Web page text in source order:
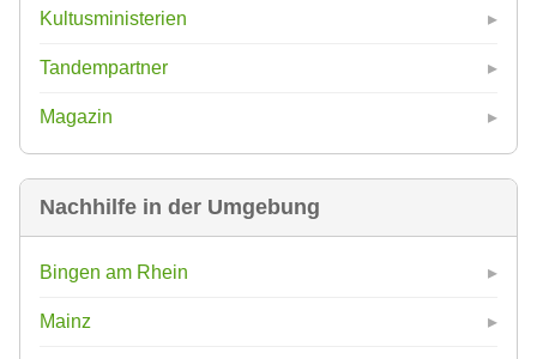
Kultusministerien
Tandempartner
Magazin
Nachhilfe in der Umgebung
Bingen am Rhein
Mainz